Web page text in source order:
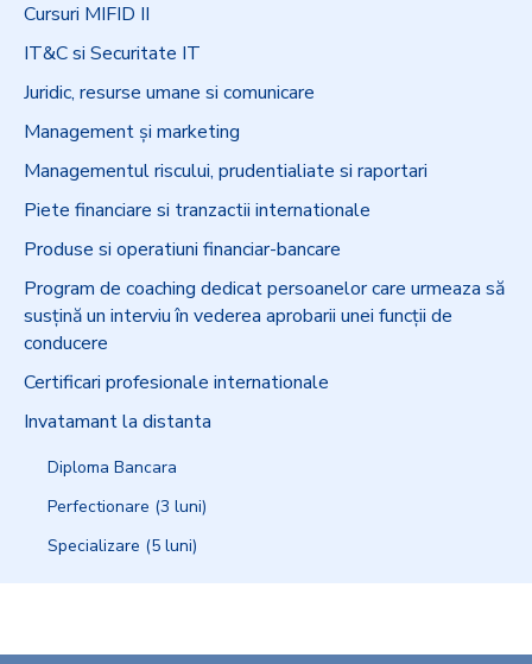
Cursuri MIFID II
IT&C si Securitate IT
Juridic, resurse umane si comunicare
Management şi marketing
Managementul riscului, prudentialiate si raportari
Piete financiare si tranzactii internationale
Produse si operatiuni financiar-bancare
Program de coaching dedicat persoanelor care urmeaza să
susţină un interviu în vederea aprobarii unei funcţii de
conducere
Certificari profesionale internationale
Invatamant la distanta
Diploma Bancara
Perfectionare (3 luni)
Specializare (5 luni)